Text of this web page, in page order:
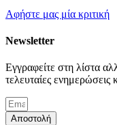
Αφήστε μας μία κριτική
Newsletter
Εγγραφείτε στη λίστα
τελευταίες ενημερώσεις
Αποστολή